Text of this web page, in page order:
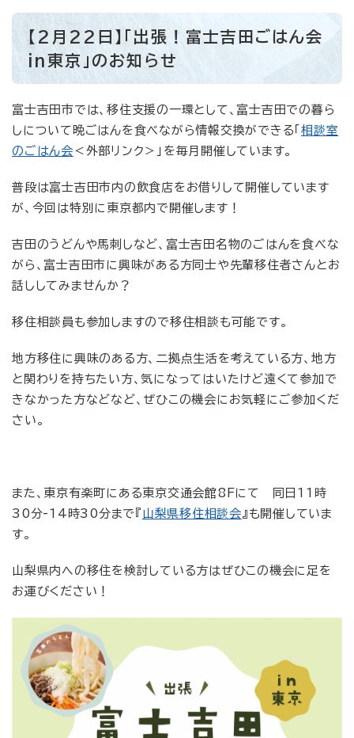
【2月22日】「出張！富士吉田ごはん会
in東京」のお知らせ
富士吉田市では、移住支援の一環として、富士吉田での暮ら
しについて晩ごはんを食べながら情報交換ができる「 相談室
のごはん会 ＜外部リンク＞ 」を毎月開催しています。
普段は富士吉田市内の飲食店をお借りして開催しています
が、今回は特別に東京都内で開催します！
吉田のうどんや馬刺しなど、富士吉田名物のごはんを食べな
がら、富士吉田市に興味がある方同士や先輩移住者さんとお
話ししてみませんか？
移住相談員も参加しますので移住相談も可能です。
地方移住に興味のある方、二拠点生活を考えている方、地方
と関わりを持ちたい方、気になってはいたけど遠くて参加で
きなかった方などなど、ぜひこの機会にお気軽にご参加くだ
さい。
また、東京有楽町にある東京交通会館8Fにて 同日11時
30分-14時30分まで『 山梨県移住相談会』も開催していま
す。
山梨県内への移住を検討している方はぜひこの機会に足を
お運びください！